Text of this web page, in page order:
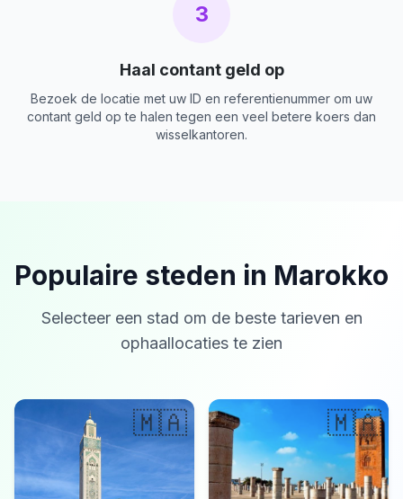
3
Haal contant geld op
Bezoek de locatie met uw ID en referentienummer om uw
contant geld op te halen tegen een veel betere koers dan
wisselkantoren.
Populaire steden in Marokko
Selecteer een stad om de beste tarieven en
ophaallocaties te zien
🇲🇦 🇲🇦